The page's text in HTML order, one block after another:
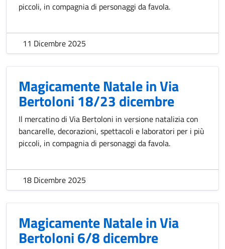
piccoli, in compagnia di personaggi da favola.
11 Dicembre 2025
Magicamente Natale in Via
Bertoloni 18/23 dicembre
Il mercatino di Via Bertoloni in versione natalizia con
bancarelle, decorazioni, spettacoli e laboratori per i più
piccoli, in compagnia di personaggi da favola.
18 Dicembre 2025
Magicamente Natale in Via
Bertoloni 6/8 dicembre